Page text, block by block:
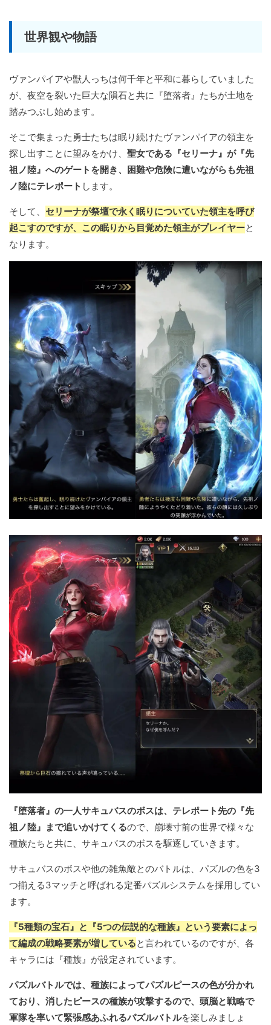
世界観や物語
ヴァンパイアや獣人っちは何千年と平和に暮らしていました
が、夜空を裂いた巨大な隕石と共に『堕落者』たちが土地を
踏みつぶし始めます。
そこで集まった勇士たちは眠り続けたヴァンパイアの領主を
探し出すことに望みをかけ、 聖女である『セリーナ』が『先
祖ノ陸』へのゲートを開き、困難や危険に遭いながらも先祖
ノ陸にテレポート します。
そして、 セリーナが祭壇で永く眠りについていた領主を呼び
起こすのですが、この眠りから目覚めた領主がプレイヤーと
なります。
『堕落者』の一人サキュバスのボスは、テレポート先の『先
祖ノ陸』まで追いかけてくるので、崩壊寸前の世界で様々な
種族たちと共に、サキュバスのボスを駆逐していきます。
サキュバスのボスや他の雑魚敵とのバトルは、パズルの色を3
つ揃える3マッチと呼ばれる定番パズルシステムを採用してい
ます。
『5種類の宝石』と『5つの伝説的な種族』という要素によっ
て編成の戦略要素が増していると言われているのですが、各
キャラには『種族』が設定されています。
パズルバトルでは、種族によってパズルピースの色が分かれ
ており、消したピースの種族が攻撃するので、頭脳と戦略で
軍隊を率いて緊張感あふれるパズルバトルを楽しみましょ